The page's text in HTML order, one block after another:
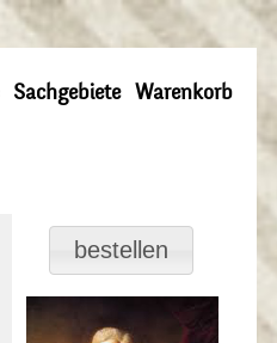
Sachgebiete Warenkorb